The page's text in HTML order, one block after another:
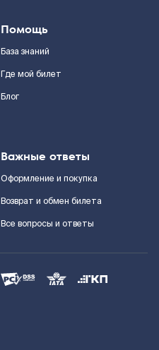
Помощь
База знаний
Где мой билет
Блог
Важные ответы
Оформление и покупка
Возврат и обмен билета
Все вопросы и ответы